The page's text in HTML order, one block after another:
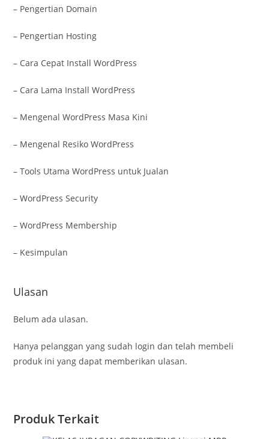
– Pengertian Domain
– Pengertian Hosting
– Cara Cepat Install WordPress
– Cara Lama Install WordPress
– Mengenal WordPress Masa Kini
– Mengenal Resiko WordPress
– Tools Utama WordPress untuk Jualan
– WordPress Security
– WordPress Membership
– Kesimpulan
Ulasan
Belum ada ulasan.
Hanya pelanggan yang sudah login dan telah membeli
produk ini yang dapat memberikan ulasan.
Produk Terkait